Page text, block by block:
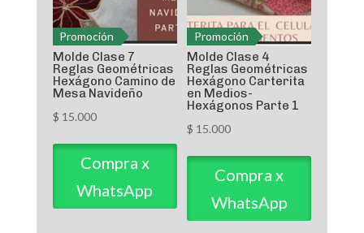
Promoción
Molde Clase 7
Reglas Geométricas
Hexágono Camino de
Mesa Navideño
$ 15.000
Compra x
WhatsApp
Promoción
Molde Clase 4
Reglas Geométricas
Hexágono Carterita
en Medios-
Hexágonos Parte 1
$ 15.000
Compra x
WhatsApp